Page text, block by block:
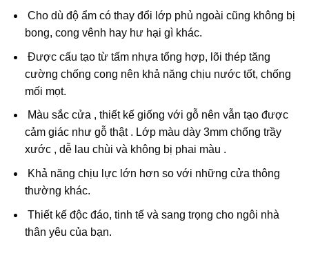
Cho dù độ ẩm có thay đổi lớp phủ ngoài cũng không bị
bong, cong vênh hay hư hại gì khác.
Được cấu tạo từ tấm nhựa tổng hợp, lõi thép tăng
cường chống cong nên khả năng chịu nước tốt, chống
mối mọt.
Màu sắc cửa , thiết kế giống với gỗ nên vẫn tạo được
cảm giác như gỗ thật . Lớp màu dày 3mm chống trầy
xước , dễ lau chùi và không bị phai màu .
Khả năng chịu lực lớn hơn so với những cửa thông
thường khác.
Thiết kế độc đáo, tinh tế và sang trọng cho ngôi nhà
thân yêu của bạn.